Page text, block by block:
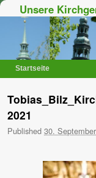
Unsere
Startseite
2021
Published 30.